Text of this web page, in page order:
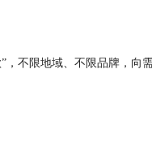
不限地域、不限品牌，